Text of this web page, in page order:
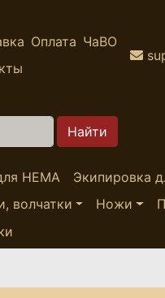
Оплата ЧаВО
HEMA Экипировка
волчатки Ножи